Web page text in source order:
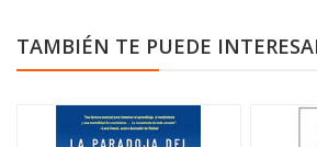
TAMBIÉN TE PUEDE